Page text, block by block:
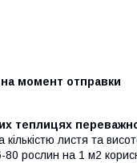
на момент отправки
теплицях
листя та
80 рослин на 1 м2